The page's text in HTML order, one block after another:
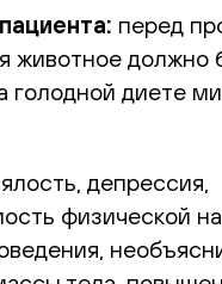
перед
животное должно
голодной диете
депрессия,
физической